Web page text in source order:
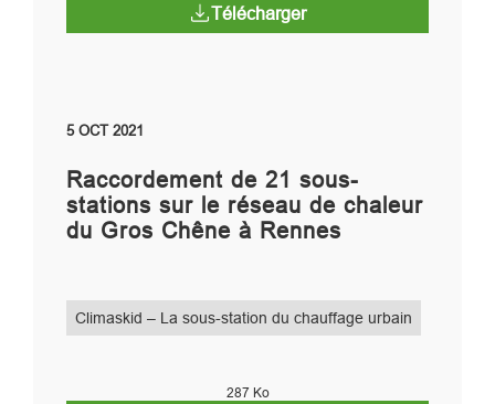
Télécharger
5 OCT 2021
Raccordement de 21 sous-
stations sur le réseau de chaleur
du Gros Chêne à Rennes
Climaskid – La sous-station du chauffage urbain
287 Ko